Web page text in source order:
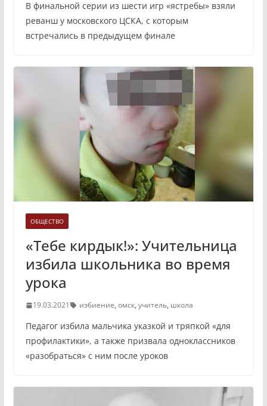
В финальной серии из шести игр «ястребы» взяли
реванш у московского ЦСКА, с которым
встречались в предыдущем финале
ОБЩЕСТВО
«Тебе кирдык!»: Учительница
избила школьника во время
урока
19.03.2021 избиение, омск, учитель, школа
Педагог избила мальчика указкой и тряпкой «для
профилактики», а также призвала одноклассников
«разобраться» с ним после уроков